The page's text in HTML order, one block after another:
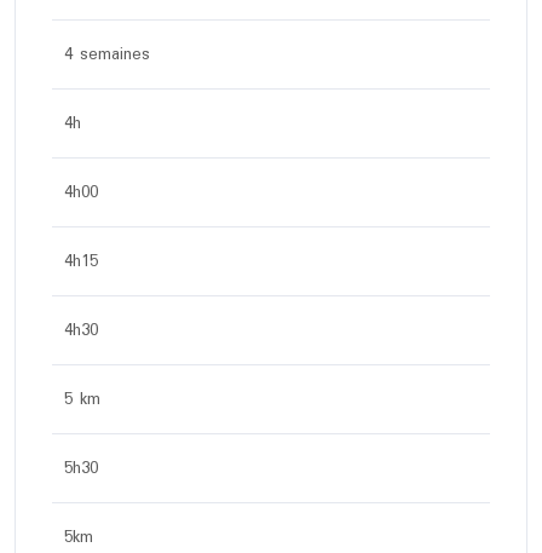
4 semaines
4h
4h00
4h15
4h30
5 km
5h30
5km